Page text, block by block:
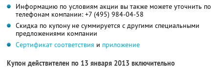
Информацию по условиям акции вы также можете уточнить по
телефонам компании: +7 (495) 984-04-58
Скидка по купону не суммируется с другими специальными
предложениями компании
Сертификат соответствия и приложение
Купон действителен по 13 января 2013 включительно